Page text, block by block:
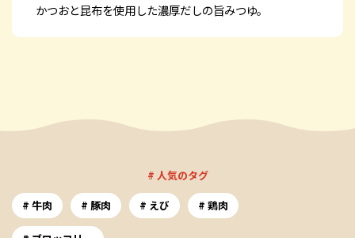
かつおと昆布を使用した濃厚だしの旨みつゆ。
# 人気のタグ
牛肉
豚肉 えび 鶏肉